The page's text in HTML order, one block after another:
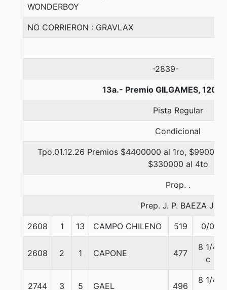
WONDERBOY
NO CORRIERON : GRAVLAX
-2839-
13a.- Premio GILGAMES, 1200
Pista Regular
Condicional
Tpo.01.12.26 Premios $4400000 al 1ro,
$330000 al 4to
Prop. .
Prep. J. P. BAEZA J.
2608 1 13 CAMPO CHILENO 519 0/0
2608 2 1 CAPONE 477
8 1/4
c
2744 3 5 GAEL 496
8 1/4